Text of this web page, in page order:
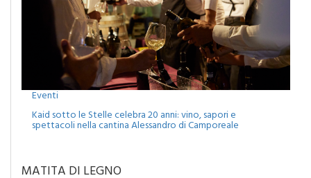
Eventi
Kaid sotto le Stelle celebra 20 anni: vino, sapori e